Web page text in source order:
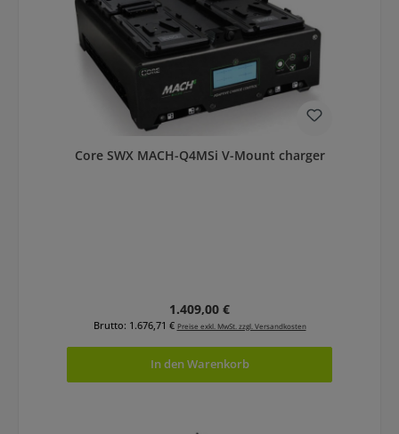
Core SWX MACH-Q4MSi V-Mount charger
Regulärer Preis:
1.409,00 €
Brutto: 1.676,71 € Preise exkl. MwSt. zzgl. Versandkosten
In den Warenkorb